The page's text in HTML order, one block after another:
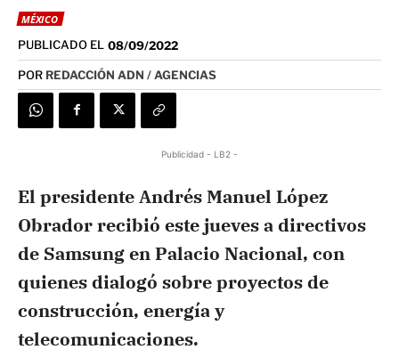
MÉXICO
PUBLICADO EL 08/09/2022
POR REDACCIÓN ADN / AGENCIAS
Publicidad - LB2 -
El presidente Andrés Manuel López
Obrador recibió este jueves a directivos
de Samsung en Palacio Nacional, con
quienes dialogó sobre proyectos de
construcción, energía y
telecomunicaciones.